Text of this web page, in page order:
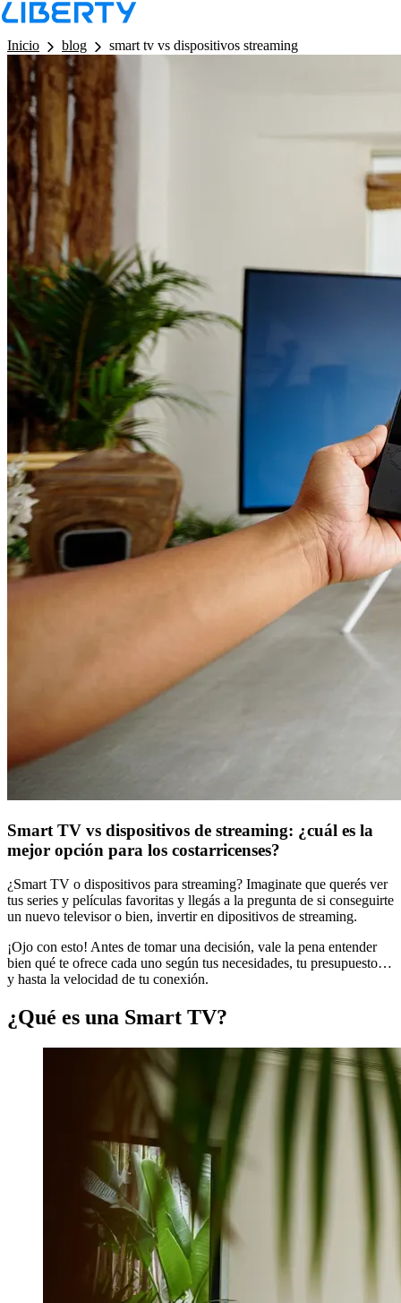
LB - Barra de Navegacion
Inicio
blog smart tv vs dispositivos streaming
Smart TV vs dispositivos de streaming: ¿cuál es la
mejor opción para los costarricenses?
¿Smart TV o dispositivos para streaming? Imaginate que querés ver
tus series y películas favoritas y llegás a la pregunta de si conseguirte
un nuevo televisor o bien, invertir en dipositivos de streaming.
¡Ojo con esto! Antes de tomar una decisión, vale la pena entender
bien qué te ofrece cada uno según tus necesidades, tu presupuesto…
y hasta la velocidad de tu conexión.
¿Qué es una Smart TV?